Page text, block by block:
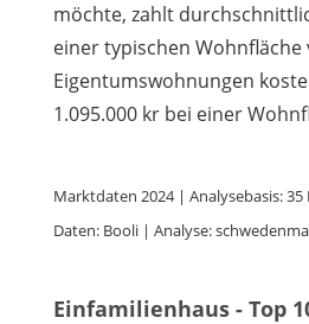
möchte, zahlt
einer typischen Wohnfläche
Eigentumswohnungen
1.095.000 kr bei einer
Marktdaten 2024 | Analysebasis:
Daten: Booli | Analyse:
Einfamilienhaus - Top